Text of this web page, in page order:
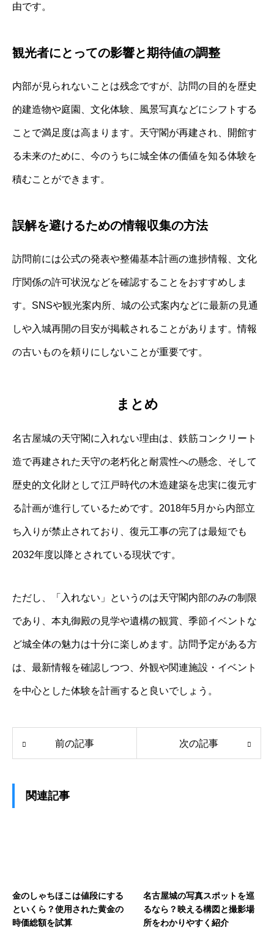
由です。
観光者にとっての影響と期待値の調整
内部が見られないことは残念ですが、訪問の目的を歴史
的建造物や庭園、文化体験、風景写真などにシフトする
ことで満足度は高まります。天守閣が再建され、開館す
る未来のために、今のうちに城全体の価値を知る体験を
積むことができます。
誤解を避けるための情報収集の方法
訪問前には公式の発表や整備基本計画の進捗情報、文化
庁関係の許可状況などを確認することをおすすめしま
す。SNSや観光案内所、城の公式案内などに最新の見通
しや入城再開の目安が掲載されることがあります。情報
の古いものを頼りにしないことが重要です。
まとめ
名古屋城の天守閣に入れない理由は、鉄筋コンクリート
造で再建された天守の老朽化と耐震性への懸念、そして
歴史的文化財として江戸時代の木造建築を忠実に復元す
る計画が進行しているためです。2018年5月から内部立
ち入りが禁止されており、復元工事の完了は最短でも
2032年度以降とされている現状です。
ただし、「入れない」というのは天守閣内部のみの制限
であり、本丸御殿の見学や遺構の観賞、季節イベントな
ど城全体の魅力は十分に楽しめます。訪問予定がある方
は、最新情報を確認しつつ、外観や関連施設・イベント
を中心とした体験を計画すると良いでしょう。
前の記事 次の記事
関連記事
金のしゃちほこは値段にする
といくら？使用された黄金の
時価総額を試算
名古屋城の写真スポットを巡
るなら？映える構図と撮影場
所をわかりやすく紹介